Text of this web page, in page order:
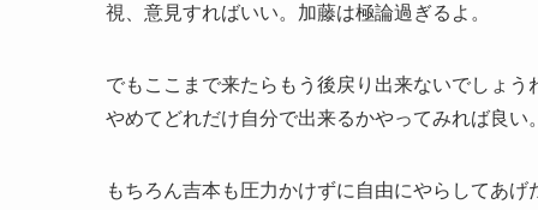
視、意見すればいい。加藤は極論過ぎるよ。
でもここまで来たらもう後戻り出来ないでしょう
やめてどれだけ自分で出来るかやってみれば良い
もちろん吉本も圧力かけずに自由にやらしてあ